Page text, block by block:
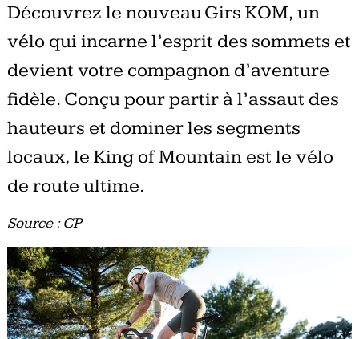
Découvrez le nouveau Girs KOM, un
vélo qui incarne l’esprit des sommets et
devient votre compagnon d’aventure
fidèle. Conçu pour partir à l’assaut des
hauteurs et dominer les segments
locaux, le King of Mountain est le vélo
de route ultime.
Source : CP